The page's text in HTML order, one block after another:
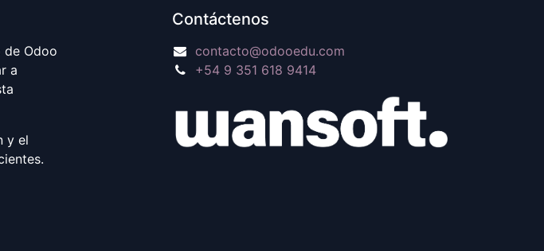
de Odoo
a
y el
Contáctenos
contacto@odooedu.com
+54 9 351 618 9414